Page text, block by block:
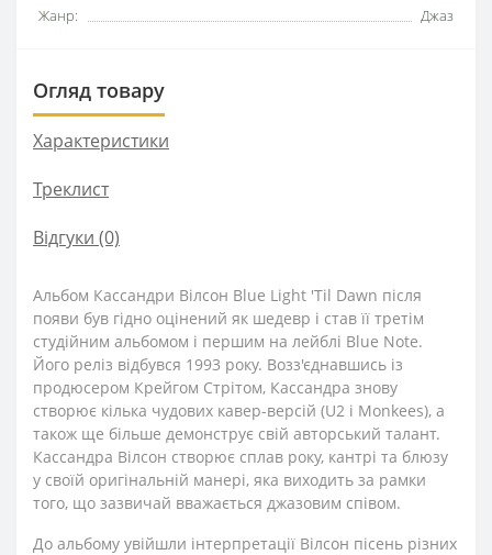
Жанр:
Джаз
Огляд товару
Характеристики
Треклист
Відгуки (0)
Альбом Кассандри Вілсон Blue Light 'Til Dawn після
появи був гідно оцінений як шедевр і став її третім
студійним альбомом і першим на лейблі Blue Note.
Його реліз відбувся 1993 року. Возз'єднавшись із
продюсером Крейгом Стрітом, Кассандра знову
створює кілька чудових кавер-версій (U2 і Monkees), а
також ще більше демонструє свій авторський талант.
Кассандра Вілсон створює сплав року, кантрі та блюзу
у своїй оригінальній манері, яка виходить за рамки
того, що зазвичай вважається джазовим співом.
До альбому увійшли інтерпретації Вілсон пісень різних